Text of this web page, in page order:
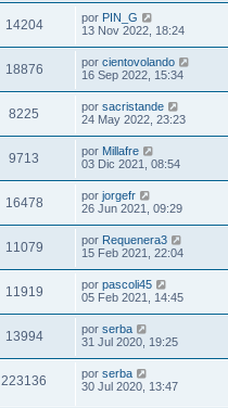
14204 por PIN_G
13 Nov 2022, 18:24
18876 por cientovolando
16 Sep 2022, 15:34
8225 por sacristande
24 May 2022, 23:23
9713 por Millafre
03 Dic 2021, 08:54
16478 por jorgefr
26 Jun 2021, 09:29
11079 por Requenera3
15 Feb 2021, 22:04
11919 por pascoli45
05 Feb 2021, 14:45
13994 por serba
31 Jul 2020, 19:25
223136 por serba
30 Jul 2020, 13:47